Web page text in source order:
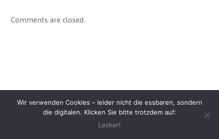
Comments are closed.
© Dr. med. vet. Pia Rosenberg |Datenschutzerklärung| Impressum
Wir verwenden Cookies – leider nicht die essbaren, sondern
die digitalen. Klicken Sie bitte trotzdem auf:
Lecker!